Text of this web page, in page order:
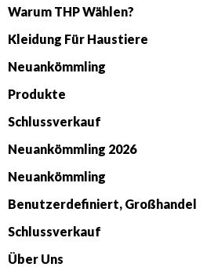
Warum THP Wählen?
Kleidung Für Haustiere
Neuankömmling
Produkte
Schlussverkauf
Neuankömmling 2026
Neuankömmling
Benutzerdefiniert, Großhandel
Schlussverkauf
Über Uns